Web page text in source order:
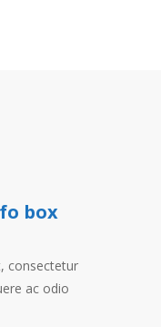
box
consectetur
ac odio